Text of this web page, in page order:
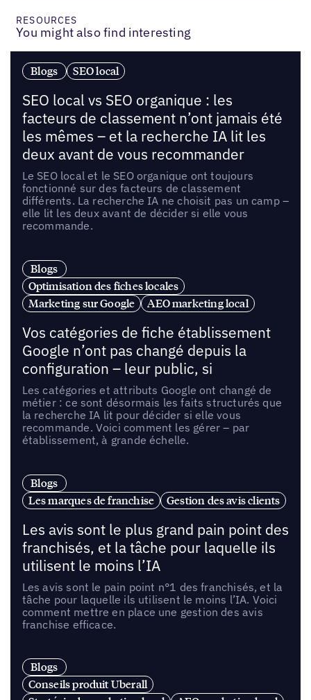
RESOURCES
You might also find interesting
Blogs SEO local
SEO local vs SEO organique : les
facteurs de classement n’ont jamais été
les mêmes – et la recherche IA lit les
deux avant de vous recommander
Le SEO local et le SEO organique ont toujours
fonctionné sur des facteurs de classement
différents. La recherche IA ne choisit pas un camp –
elle lit les deux avant de décider si elle vous
recommande.
Blogs
Optimisation des fiches locales
Marketing sur Google
AEO marketing local
Vos catégories de fiche établissement
Google n’ont pas changé depuis la
configuration – leur public, si
Les catégories et attributs Google ont changé de
métier : ce sont désormais les faits structurés que
la recherche IA lit pour décider si elle vous
recommande. Voici comment les gérer – par
établissement, à grande échelle.
Blogs
Les marques de franchise
Gestion des avis clients
Les avis sont le plus grand pain point des
franchisés, et la tâche pour laquelle ils
utilisent le moins l’IA
Les avis sont le pain point n°1 des franchisés, et la
tâche pour laquelle ils utilisent le moins l’IA. Voici
comment mettre en place une gestion des avis
franchise efficace.
Blogs
Conseils produit Uberall